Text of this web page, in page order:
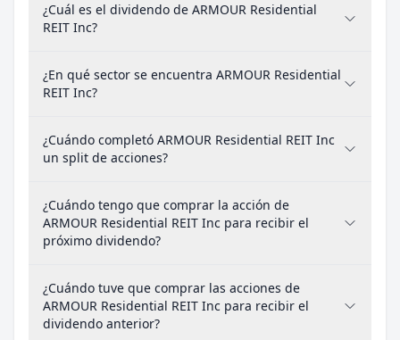
¿Cuál es el dividendo de ARMOUR Residential
REIT Inc?
¿En qué sector se encuentra ARMOUR Residential
REIT Inc?
¿Cuándo completó ARMOUR Residential REIT Inc
un split de acciones?
¿Cuándo tengo que comprar la acción de
ARMOUR Residential REIT Inc para recibir el
próximo dividendo?
¿Cuándo tuve que comprar las acciones de
ARMOUR Residential REIT Inc para recibir el
dividendo anterior?